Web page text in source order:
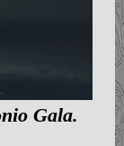
Gala.